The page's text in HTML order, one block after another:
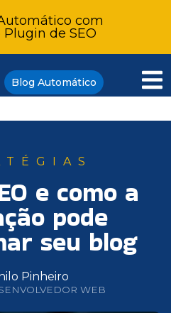
com
Plugin de SEO
Blog Automático
e como a
pode
seu blog
Pinheiro
WEB